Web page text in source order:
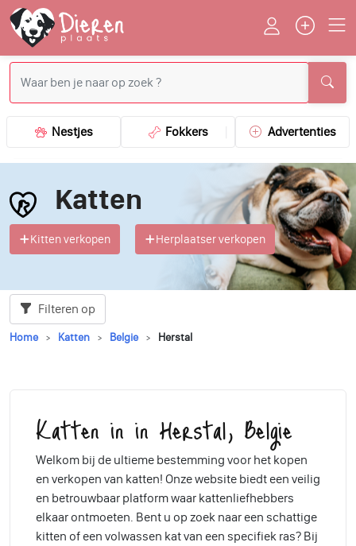
Nestjes Fokkers Advertenties
Katten
Kitten verkopen Herplaatser verkopen
Filteren op
Home Katten Belgie Herstal
Katten in in Herstal, Belgie
Welkom bij de ultieme bestemming voor het kopen
en verkopen van katten! Onze website biedt een veilig
en betrouwbaar platform waar kattenliefhebbers
elkaar ontmoeten. Bent u op zoek naar een schattige
kitten of een volwassen kat van een specifiek ras? Bij